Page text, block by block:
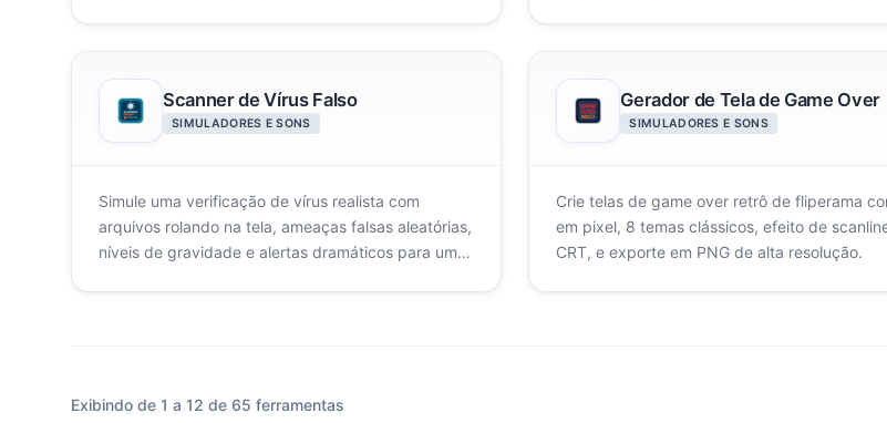
Scanner de Vírus Falso
SIMULADORES E SONS
Simule uma verificação de vírus realista com
arquivos rolando na tela, ameaças falsas aleatórias,
níveis de gravidade e alertas dramáticos para uma
Gerador de Tela de Game Over
SIMULADORES E SONS
Crie telas de game over retrô de fliperama
em pixel, 8 temas clássicos, efeito de
CRT, e exporte em PNG de alta resolução.
Exibindo de 1 a 12 de 65 ferramentas